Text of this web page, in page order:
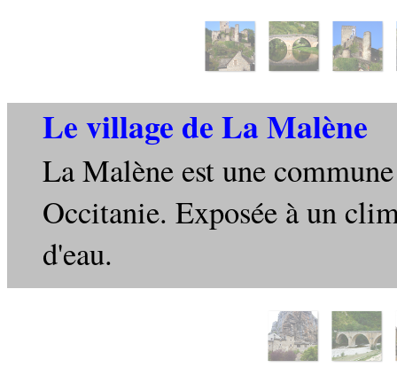
Le village de La Malène
La Malène est une
Occitanie. Exposée à un
d'eau.